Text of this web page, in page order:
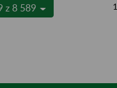
z 8 589